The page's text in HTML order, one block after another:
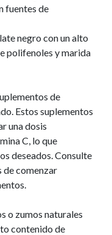
fuentes de
negro con un alto
polifenoles y marida
de
Estos suplementos
una dosis
C, lo que
deseados. Consulte
de comenzar
o zumos naturales
contenido de